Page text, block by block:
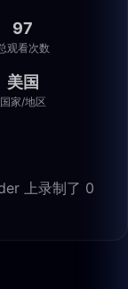
97
观看次数
美国
国家/地区
上录制了 0